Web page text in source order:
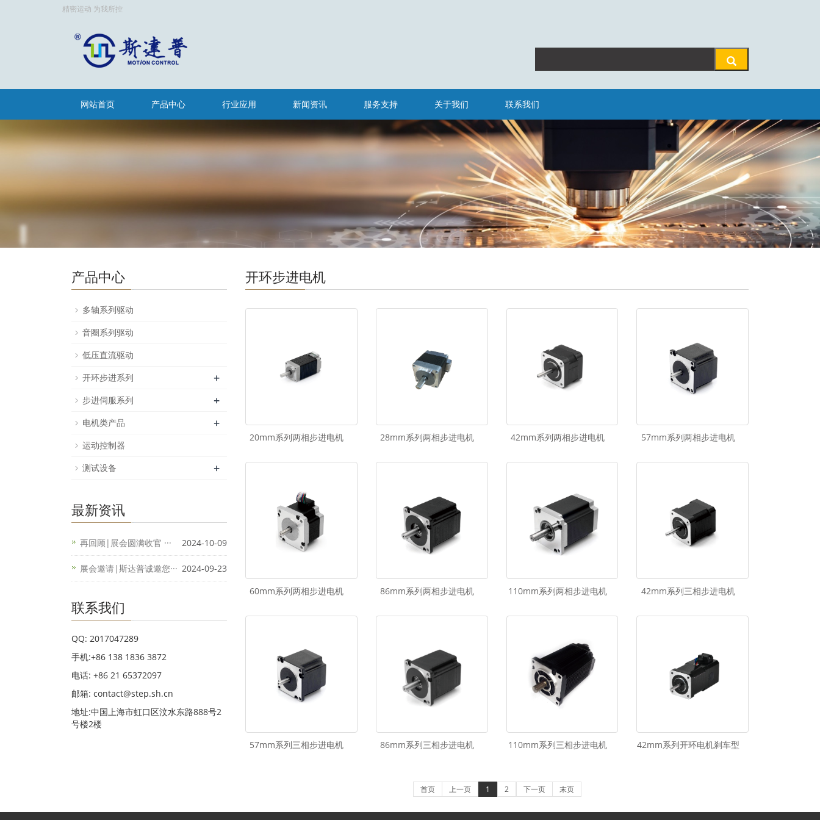
精密运动 为我所控
网站首页 产品中心 行业应用 新闻资讯 服务支持 关于我们 联系我们
开环步进电机
20mm系列两相步进电机 28mm系列两相步进电机 42mm系列两相步进电机 57mm系列两相步进电机
60mm系列两相步进电机 86mm系列两相步进电机 110mm系列两相步进电机 42mm系列三相步进电机
57mm系列三相步进电机 86mm系列三相步进电机 110mm系列三相步进电机 42mm系列开环电机刹车型
首页 上一页 1 2 下一页 末页
产品中心
多轴系列驱动
音圈系列驱动
低压直流驱动
开环步进系列
+
步进伺服系列 +
电机类产品 +
运动控制器
测试设备
+
最新资讯
再回顾|展会圆满收官 ··· 2024-10-09
展会邀请|斯达普诚邀您··· 2024-09-23
联系我们
QQ: 2017047289
手机:+86 138 1836 3872
电话: +86 21 65372097
邮箱: contact@step.sh.cn
地址:中国上海市虹口区汶水东路888号2
号楼2楼